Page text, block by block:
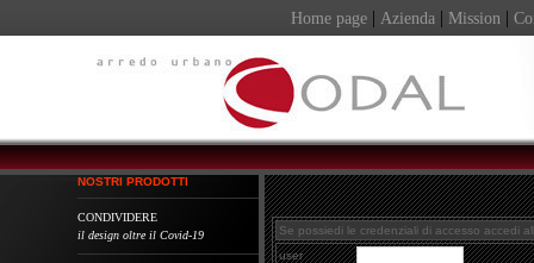
Home page | Azienda | Mission |
NOSTRI PRODOTTI
CONDIVIDERE
il design oltre il Covid-19
Se possiedi le credenziali di accesso accedi
user